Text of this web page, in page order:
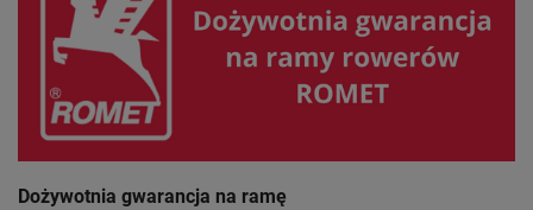
Dożywotnia gwarancja na ramę